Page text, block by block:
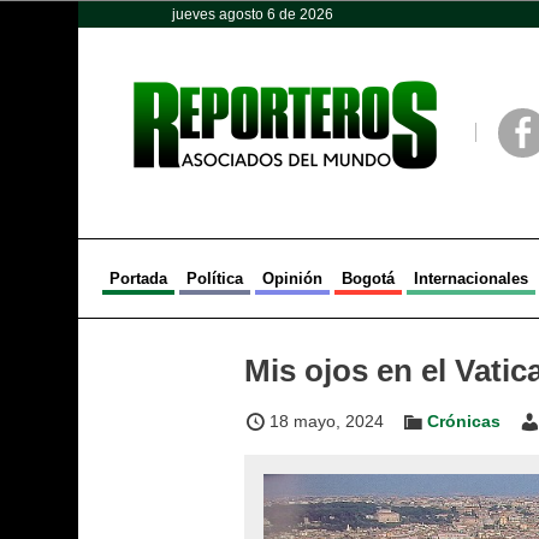
jueves agosto 6 de 2026
Portada Política Opinión Bogotá Internacionales
Mis ojos en el
18 mayo, 2024 Crónicas
Opinión Política